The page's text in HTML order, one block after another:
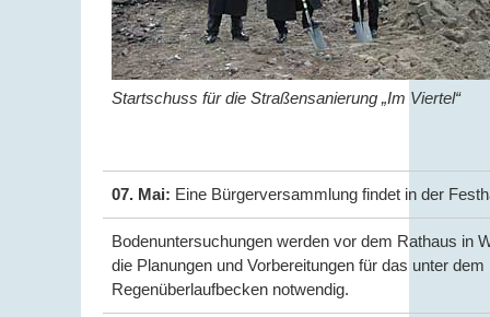
Startschuss für die Straßensanierung „Im Viertel“
07. Mai: Eine Bürgerversammlung findet in der
Bodenuntersuchungen werden vor dem Rathaus in
die Planungen und Vorbereitungen für das unter
Regenüberlaufbecken notwendig.